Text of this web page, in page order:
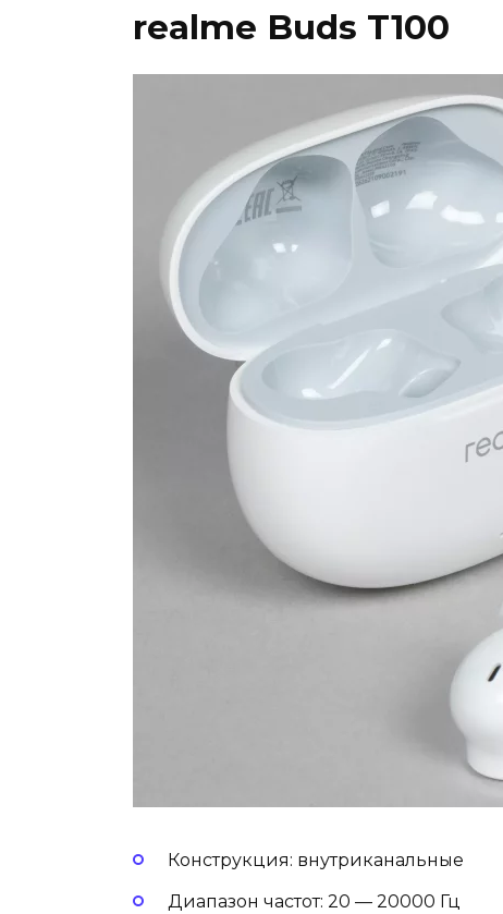
realme Buds T100
Конструкция: внутриканальные
Диапазон частот: 20 — 20000 Гц